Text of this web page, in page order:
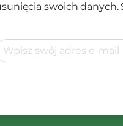
swoich danych.